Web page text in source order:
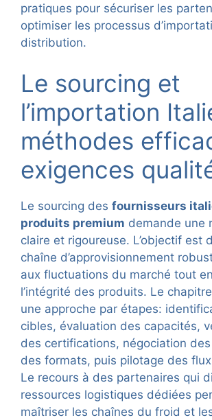
pratiques pour sécuriser les
optimiser les processus
distribution.
Le sourcing et
l’importation
méthodes
exigences
Le sourcing des fournisseurs
produits premium demande une
claire et rigoureuse. L’objectif est
chaîne d’approvisionnement
aux fluctuations du marché tout
l’intégrité des produits. Le
une approche par étapes:
cibles, évaluation des capacités,
des certifications, négociation
des formats, puis pilotage des
Le recours à des partenaires qui
ressources logistiques dédiées
maîtriser les chaînes du froid et